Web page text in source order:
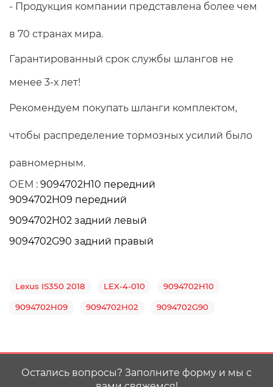
- Продукция компании представлена более чем
в 70 странах мира.
Гарантированный срок службы шлангов не
менее 3-х лет!
Рекомендуем покупать шланги комплектом,
чтобы распределение тормозных усилий было
равномерным.
ОЕМ : 9094702H10 передний
9094702H09 передний
9094702H02 задний левый
9094702G90 задний правый
Lexus IS350 2018 LEX-4-010 9094702H10
9094702H09 9094702H02 9094702G90
Остались вопросы? Заполните форму и мы с